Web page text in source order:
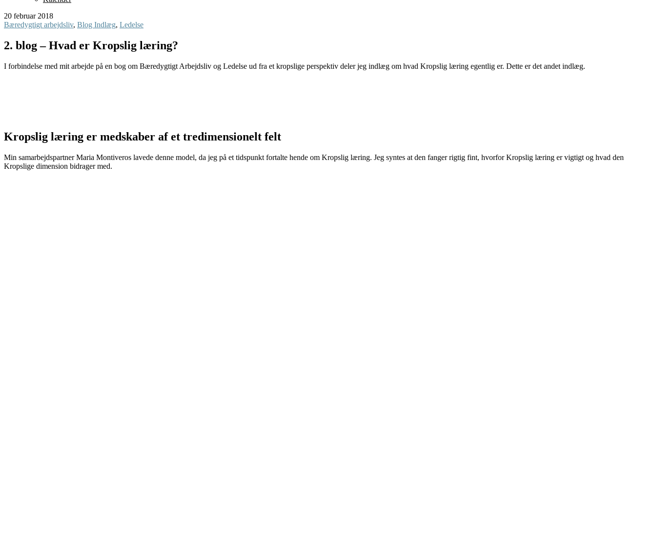
20 februar 2018
Bæredygtigt arbejdsliv, Blog Indlæg, Ledelse
2. blog – Hvad er Kropslig læring?
I forbindelse med mit arbejde på en bog om Bæredygtigt Arbejdsliv og Ledelse ud fra et kropslige perspektiv deler jeg indlæg om hvad Kropslig læring egentlig er. Dette er det andet indlæg.
Kropslig læring er medskaber af et tredimensionelt felt
Min samarbejdspartner Maria Montiveros lavede denne model, da jeg på et tidspunkt fortalte hende om Kropslig læring. Jeg syntes at den fanger rigtig fint, hvorfor Kropslig læring er vigtigt og hvad den
Kropslige dimension bidrager med.